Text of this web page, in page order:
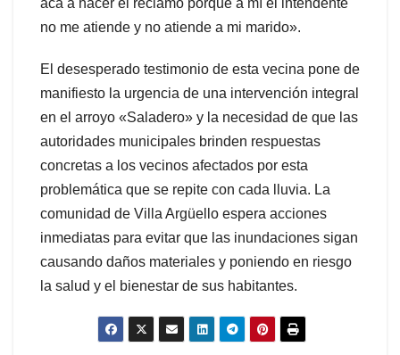
no me atiende y no atiende a mi marido».
El desesperado testimonio de esta vecina pone de
manifiesto la urgencia de una intervención integral
en el arroyo «Saladero» y la necesidad de que las
autoridades municipales brinden respuestas
concretas a los vecinos afectados por esta
problemática que se repite con cada lluvia. La
comunidad de Villa Argüello espera acciones
inmediatas para evitar que las inundaciones sigan
causando daños materiales y poniendo en riesgo
la salud y el bienestar de sus habitantes.